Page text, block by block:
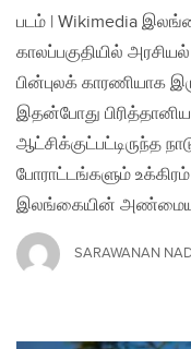
படம் | Wikimedia
காலப்பகுதியில்
பின்புலக் காரணியாக
இதன்போது
ஆட்சிக்குட்பட்டிருந்த
போராட்டங்களும்
இலங்கையின் அண்மைய
SARAWANAN